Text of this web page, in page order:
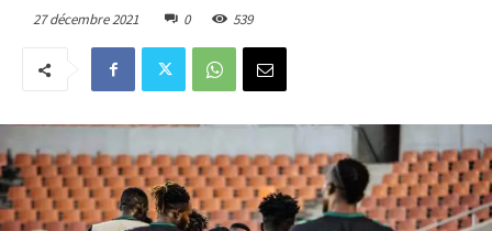
27 décembre 2021 0 539